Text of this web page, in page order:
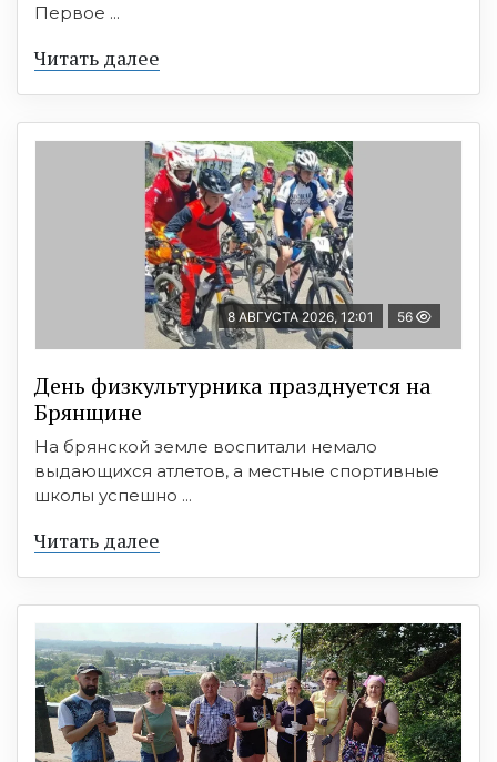
Первое ...
Читать далее
8 АВГУСТА 2026, 12:01 56
День физкультурника празднуется на
Брянщине
На брянской земле воспитали немало
выдающихся атлетов, а местные спортивные
школы успешно ...
Читать далее